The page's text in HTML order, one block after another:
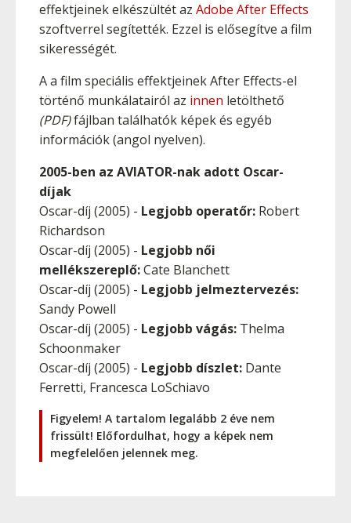
effektjeinek elkészültét az Adobe After Effects
szoftverrel segítették. Ezzel is elősegítve a film
sikerességét.
A a film speciális effektjeinek After Effects-el
történő munkálatairól az innen letölthető
(PDF)fájlban találhatók képek és egyéb
információk (angol nyelven).
2005-ben az AVIATOR-nak adott Oscar-
díjak
Oscar-díj (2005) - Legjobb operatőr: Robert
Richardson
Oscar-díj (2005) - Legjobb női
mellékszereplő:Cate Blanchett
Oscar-díj (2005) - Legjobb jelmeztervezés:
Sandy Powell
Oscar-díj (2005) - Legjobb vágás: Thelma
Schoonmaker
Oscar-díj (2005) - Legjobb díszlet: Dante
Ferretti, Francesca LoSchiavo
Figyelem! A tartalom legalább 2 éve nem
frissült! Előfordulhat, hogy a képek nem
megfelelően jelennek meg.